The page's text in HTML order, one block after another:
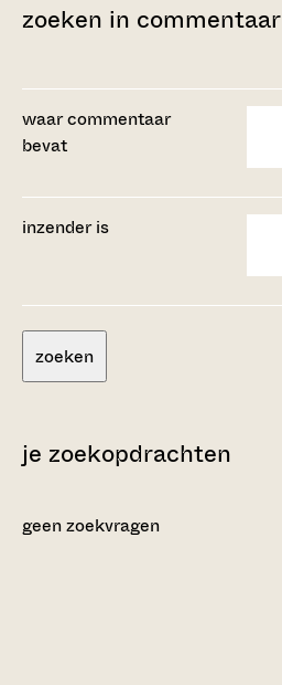
zoeken in commentaar
waar commentaar
bevat
inzender is
zoeken
je zoekopdrachten
geen zoekvragen